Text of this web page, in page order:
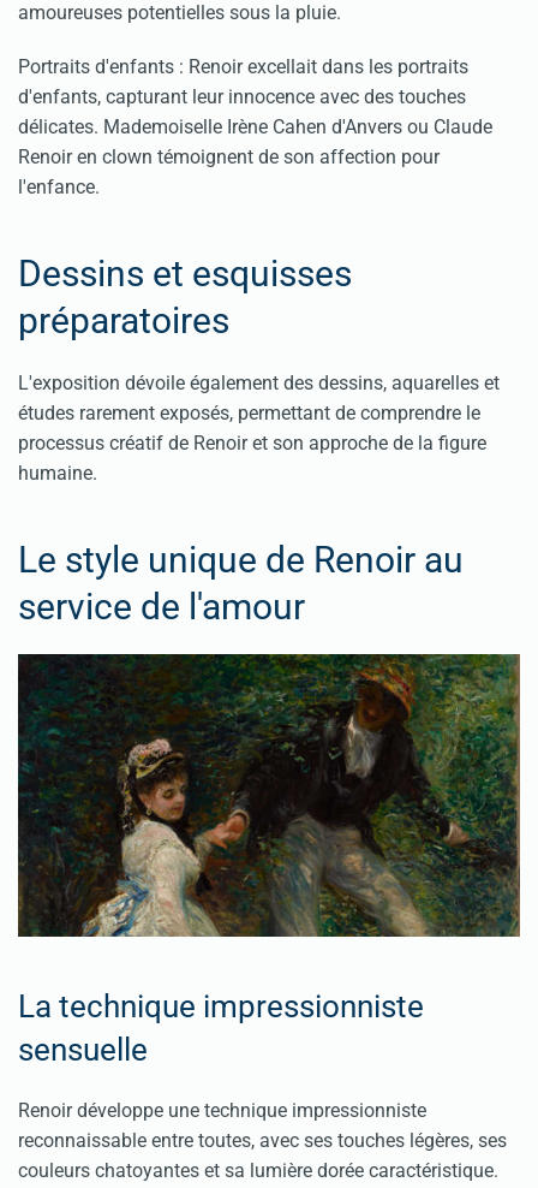
amoureuses potentielles sous la pluie.
Portraits d'enfants : Renoir excellait dans les portraits
d'enfants, capturant leur innocence avec des touches
délicates. Mademoiselle Irène Cahen d'Anvers ou Claude
Renoir en clown témoignent de son affection pour
l'enfance.
Dessins et esquisses
préparatoires
L'exposition dévoile également des dessins, aquarelles et
études rarement exposés, permettant de comprendre le
processus créatif de Renoir et son approche de la figure
humaine.
Le style unique de Renoir au
service de l'amour
La technique impressionniste
sensuelle
Renoir développe une technique impressionniste
reconnaissable entre toutes, avec ses touches légères, ses
couleurs chatoyantes et sa lumière dorée caractéristique.